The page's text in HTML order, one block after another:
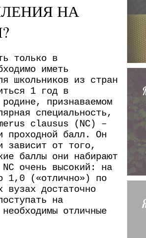
НА
только в
иметь
школьников из стран
1 год в
признаваемом
специальность,
clausus (NC) –
проходной балл. Он
зависит от того,
баллы они набирают
очень высокий: на
1,0 («отлично») по
вузах достаточно
на
отличные
б
о
т
а
ь
?
с
ь
к